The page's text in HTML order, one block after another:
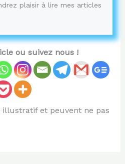
plaisir à lire mes articles
ou suivez nous !
illustratif et peuvent ne pas